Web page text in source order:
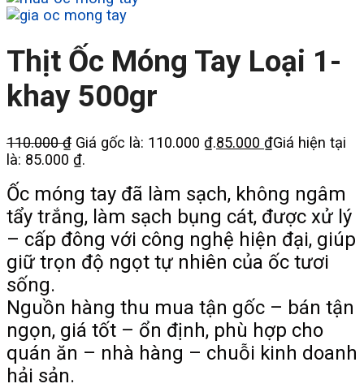
Thịt Ốc Móng Tay Loại 1-
khay 500gr
110.000₫ Giá gốc là: 110.000 ₫.85.000 ₫Giá hiện tại
là: 85.000 ₫.
Ốc móng tay đã làm sạch, không ngâm
tẩy trắng, làm sạch bụng cát, được xử lý
– cấp đông với công nghệ hiện đại, giúp
giữ trọn độ ngọt tự nhiên của ốc tươi
sống.
Nguồn hàng thu mua tận gốc – bán tận
ngọn, giá tốt – ổn định, phù hợp cho
quán ăn – nhà hàng – chuỗi kinh doanh
hải sản.